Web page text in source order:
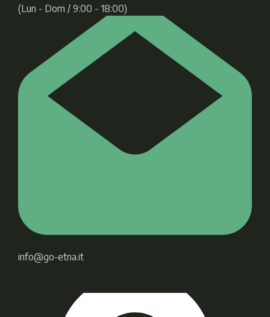
(Lun - Dom / 9:00 - 18:00)
info@go-etna.it